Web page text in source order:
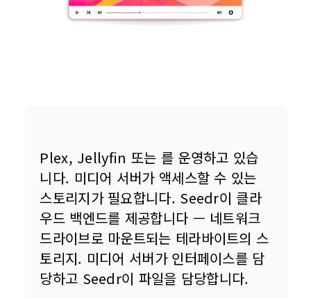
Plex, Jellyfin 또는 를 운영하고 있습
니다. 미디어 서버가 액세스할 수 있는
스토리지가 필요합니다. Seedr이 클라
우드 백엔드를 제공합니다 — 네트워크
드라이브로 마운트되는 테라바이트의 스
토리지. 미디어 서버가 인터페이스를 담
당하고 Seedr이 파일을 담당합니다.